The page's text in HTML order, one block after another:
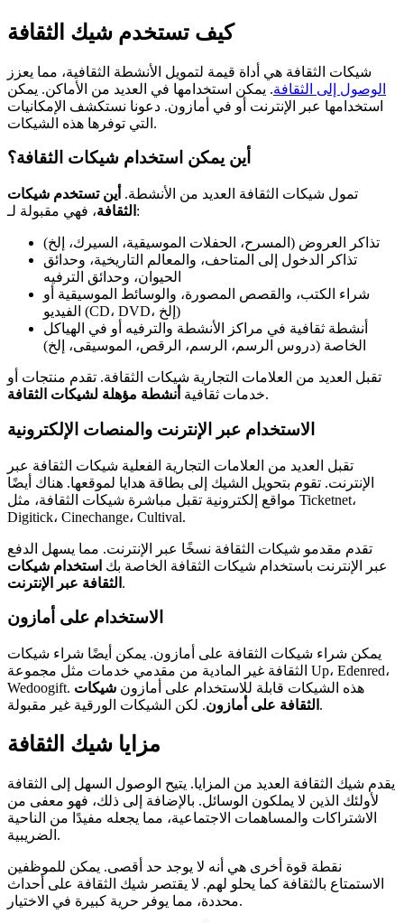
كيف تستخدم شيك الثقافة
شيكات الثقافة هي أداة قيمة لتمويل الأنشطة الثقافية، مما يعزز
الوصول إلى الثقافة. يمكن استخدامها في العديد من الأماكن. يمكن
استخدامها عبر الإنترنت أو في أمازون. دعونا نستكشف الإمكانيات
التي توفرها هذه الشيكات.
أين يمكن استخدام شيكات الثقافة؟
تمول شيكات الثقافة العديد من الأنشطة. أين تستخدم شيكات
الثقافة ، فهي مقبولة لـ:
تذاكر العروض (المسرح، الحفلات الموسيقية، السيرك، إلخ)
تذاكر الدخول إلى المتاحف، والمعالم التاريخية، وحدائق
الحيوان، وحدائق الترفيه
شراء الكتب، والقصص المصورة، والوسائط الموسيقية أو
الفيديو (CD، DVD، إلخ)
أنشطة ثقافية في مراكز الأنشطة والترفيه أو في الهياكل
الخاصة (دروس الرسم، الرسم، الرقص، الموسيقى، إلخ)
تقبل العديد من العلامات التجارية شيكات الثقافة. تقدم منتجات أو
خدمات ثقافية أنشطة مؤهلة لشيكات الثقافة .
الاستخدام عبر الإنترنت والمنصات الإلكترونية
تقبل العديد من العلامات التجارية الفعلية شيكات الثقافة عبر
الإنترنت. تقوم بتحويل الشيك إلى بطاقة هدايا لموقعها. هناك أيضًا
مواقع إلكترونية تقبل مباشرة شيكات الثقافة، مثل Ticketnet،
Digitick، Cinechange، Cultival.
تقدم مقدمو شيكات الثقافة نسخًا عبر الإنترنت. مما يسهل الدفع
عبر الإنترنت باستخدام شيكات الثقافة الخاصة بك استخدام شيكات
الثقافة عبر الإنترنت .
الاستخدام على أمازون
يمكن شراء شيكات الثقافة على أمازون. يمكن أيضًا شراء شيكات
الثقافة غير المادية من مقدمي خدمات مثل مجموعة Up، Edenred،
Wedoogift. هذه الشيكات قابلة للاستخدام على أمازون شيكات
الثقافة على أمازون . لكن الشيكات الورقية غير مقبولة.
مزايا شيك الثقافة
يقدم شيك الثقافة العديد من المزايا. يتيح الوصول السهل إلى الثقافة
لأولئك الذين لا يملكون الوسائل. بالإضافة إلى ذلك، فهو معفى من
الاشتراكات والمساهمات الاجتماعية، مما يجعله مفيدًا من الناحية
الضريبية.
نقطة قوة أخرى هي أنه لا يوجد حد أقصى. يمكن للموظفين
الاستمتاع بالثقافة كما يحلو لهم. لا يقتصر شيك الثقافة على أحداث
محددة، مما يوفر حرية كبيرة في الاختيار.